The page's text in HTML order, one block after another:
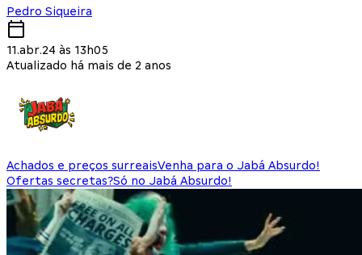
Pedro Siqueira
11.abr.24 às 13h05
Atualizado há mais de 2 anos
Achados e preços surreaisVenha para o Jabá Absurdo!
Ofertas secretas?Só no Jabá Absurdo!